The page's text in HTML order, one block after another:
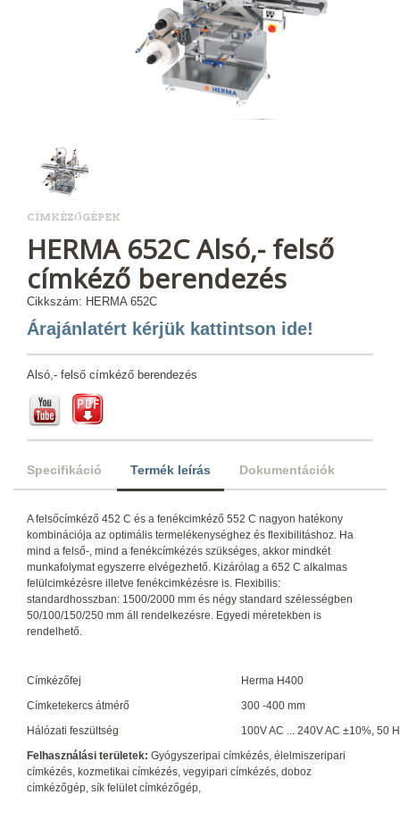
CÍMKÉZŐGÉPEK
HERMA 652C Alsó,- felső
címkéző berendezés
Cikkszám: HERMA 652C
Árajánlatért kérjük kattintson ide!
Alsó,- felső címkéző berendezés
Specifikáció Termék leírás Dokumentációk
A felsőcímkéző 452 C és a fenékcimkéző 552 C nagyon hatékony
kombinációja az optimális termelékenységhez és flexibilitáshoz. Ha
mind a felső-, mind a fenékcímkézés szükséges, akkor mindkét
munkafolymat egyszerre elvégezhető. Kizárólag a 652 C alkalmas
felülcimkézésre illetve fenékcimkézésre is. Flexibilis:
standardhosszban: 1500/2000 mm és négy standard szélességben
50/100/150/250 mm áll rendelkezésre. Egyedi méretekben is
rendelhető.
Címkézőfej
Herma H400
Címketekercs átmérő
300 -400 mm
Hálózati feszültség
100V AC ... 240V AC ±10%, 50
Felhasználási területek: Gyógyszeripai címkézés, élelmiszeripari
címkézés, kozmetikai címkézés, vegyipari címkézés, doboz
címkézőgép, sík felület címkézőgép,